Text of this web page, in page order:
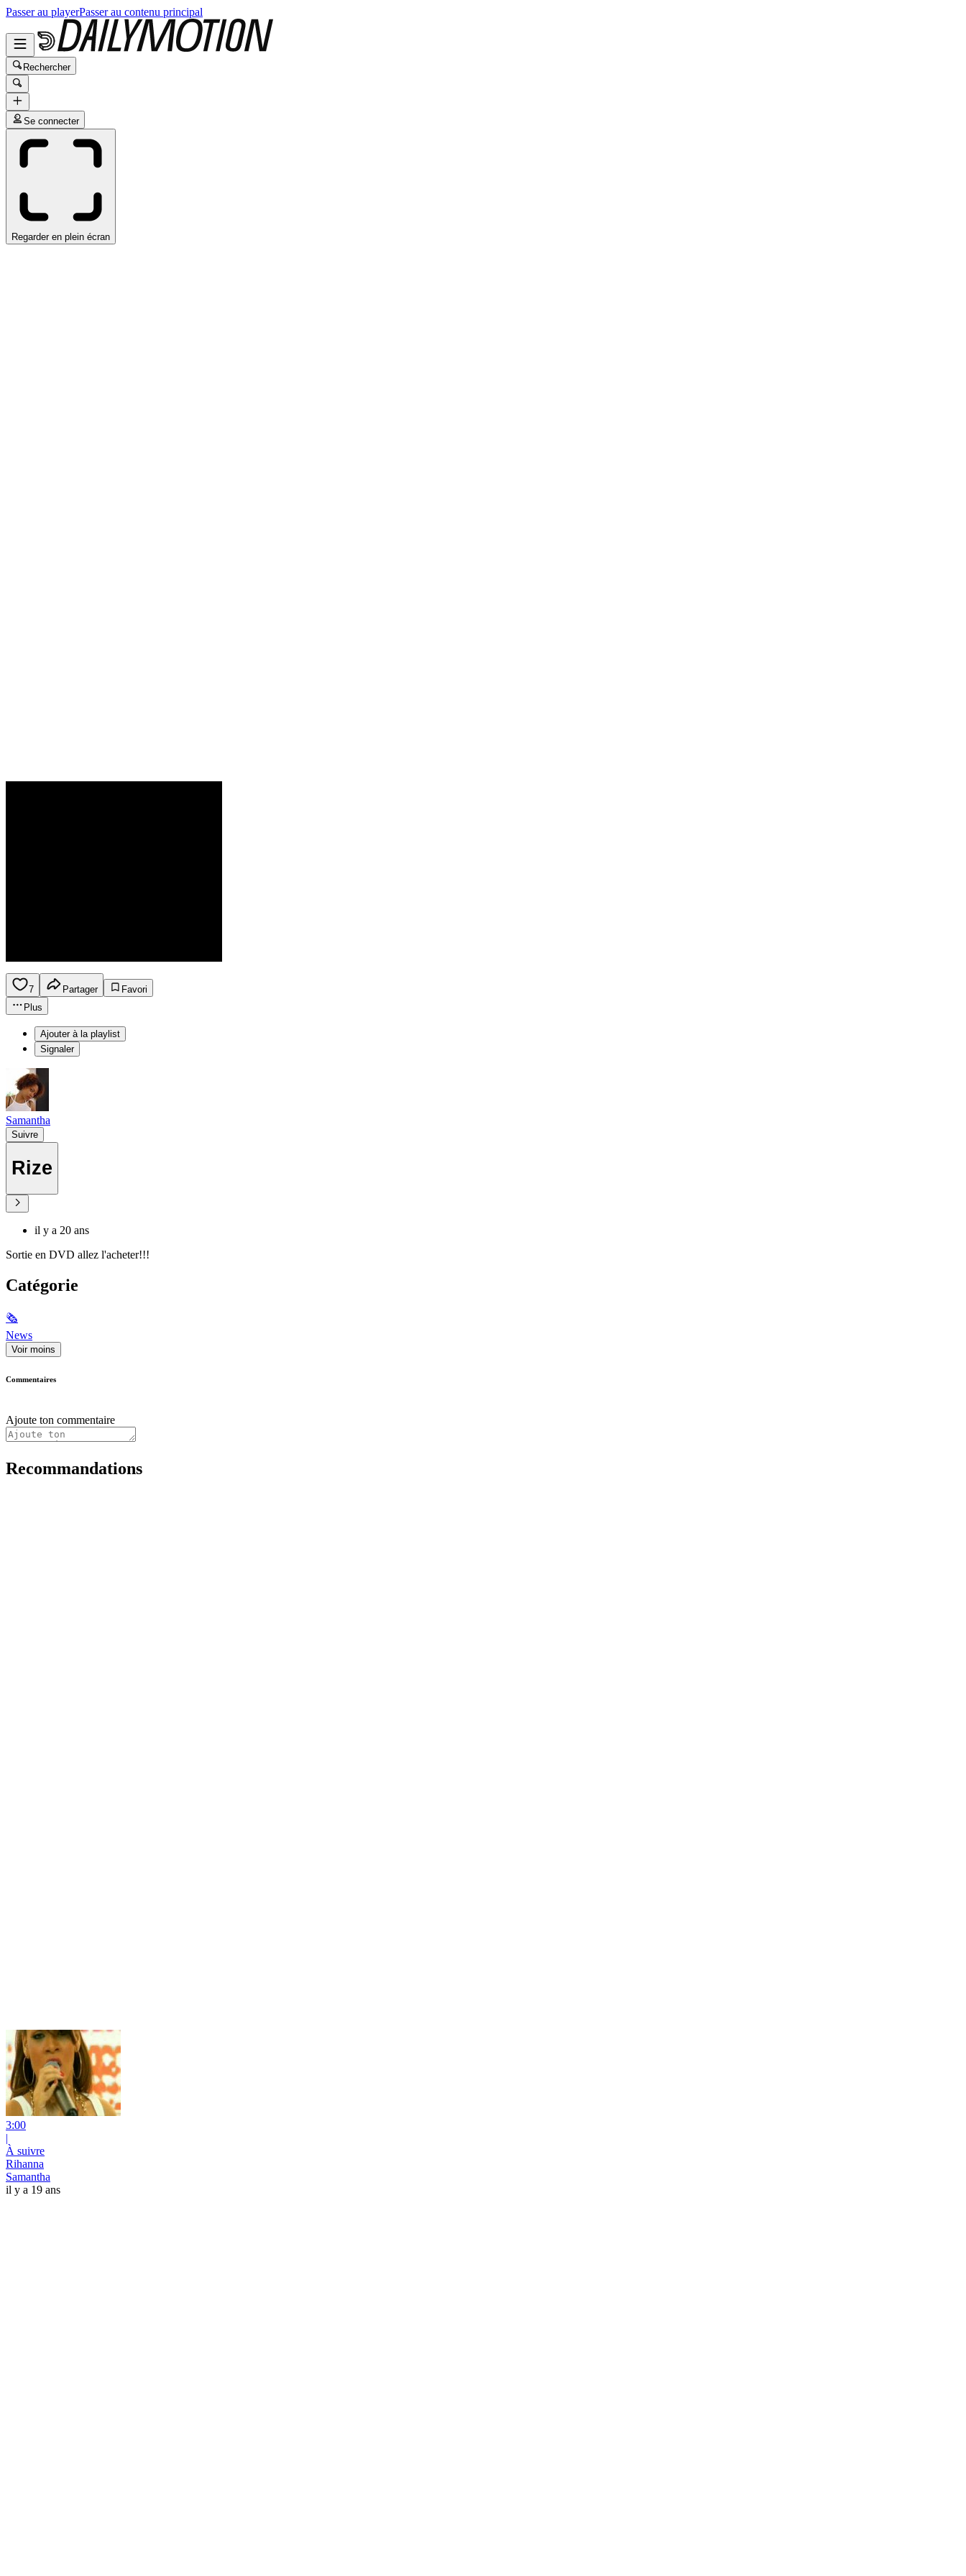
Passer au playerPasser au contenu principal
Rechercher
Se connecter
Regarder en plein écran
7 Partager
Favori
Plus
Ajouter à la playlist
Signaler
Samantha
Suivre
Rize
il y a 20 ans
Sortie en DVD allez l'acheter!!!
Catégorie
🗞
News
Voir moins
Commentaires
Ajoute ton commentaire
Recommandations
3:00
|
À suivre
Rihanna
Samantha
il y a 19 ans